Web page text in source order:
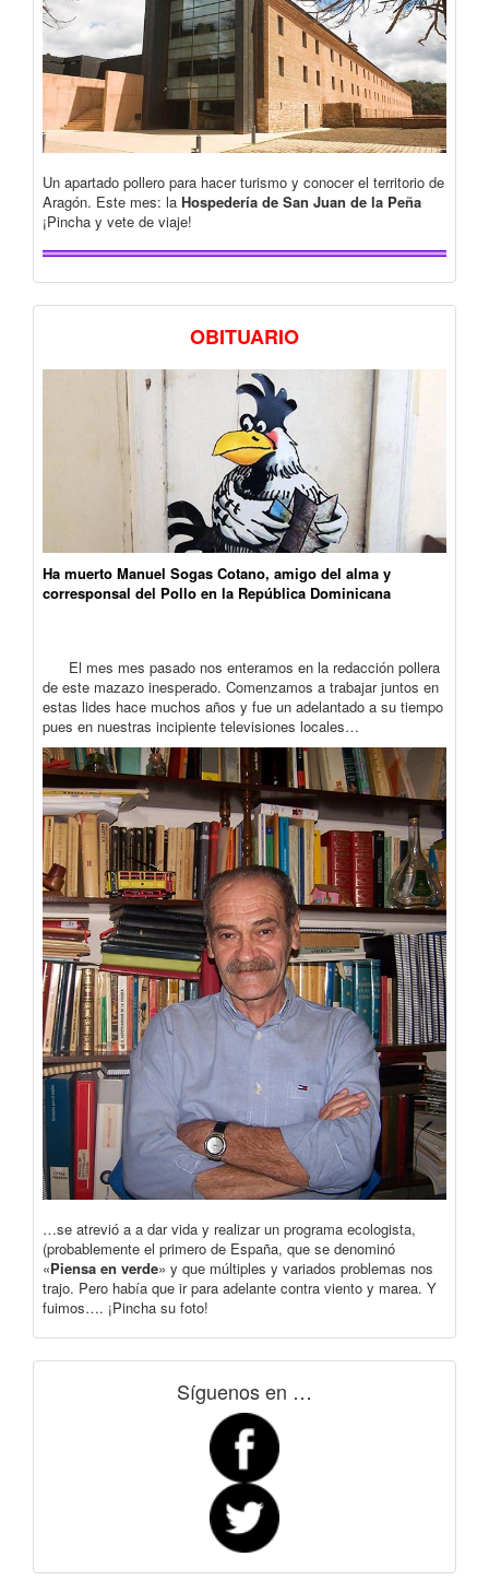
Un apartado pollero para hacer turismo y conocer el territorio de
Aragón. Este mes: la Hospedería de San Juan de la Peña
¡Pincha y vete de viaje!
OBITUARIO
Ha muerto Manuel Sogas Cotano, amigo del alma y
corresponsal del Pollo en la República Dominicana
El mes mes pasado nos enteramos en la redacción pollera
de este mazazo inesperado. Comenzamos a trabajar juntos en
estas lides hace muchos años y fue un adelantado a su tiempo
pues en nuestras incipiente televisiones locales…
…se atrevió a a dar vida y realizar un programa ecologista,
(probablemente el primero de España, que se denominó
«Piensa en verde» y que múltiples y variados problemas nos
trajo. Pero había que ir para adelante contra viento y marea. Y
fuimos…. ¡Pincha su foto!
Síguenos en …